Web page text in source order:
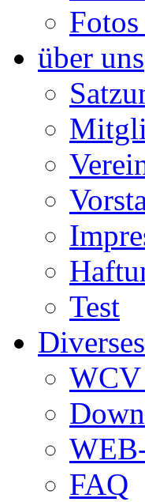
über uns
Test
Diverses
WCV
FAQ